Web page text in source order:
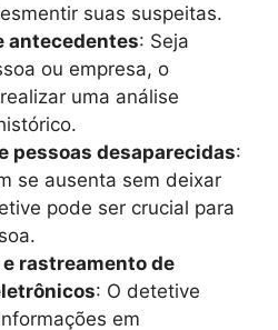
suas suspeitas.
antecedentes: Seja
ou empresa, o
uma análise
pessoas desaparecidas:
se ausenta sem deixar
pode ser crucial para
rastreamento de
: O detetive
em